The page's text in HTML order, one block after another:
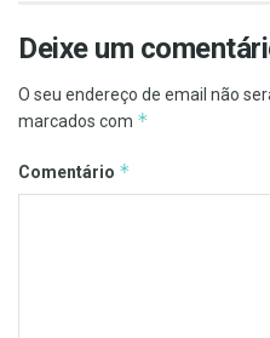
Deixe um
O seu endereço de email não
marcados com *
Comentário *